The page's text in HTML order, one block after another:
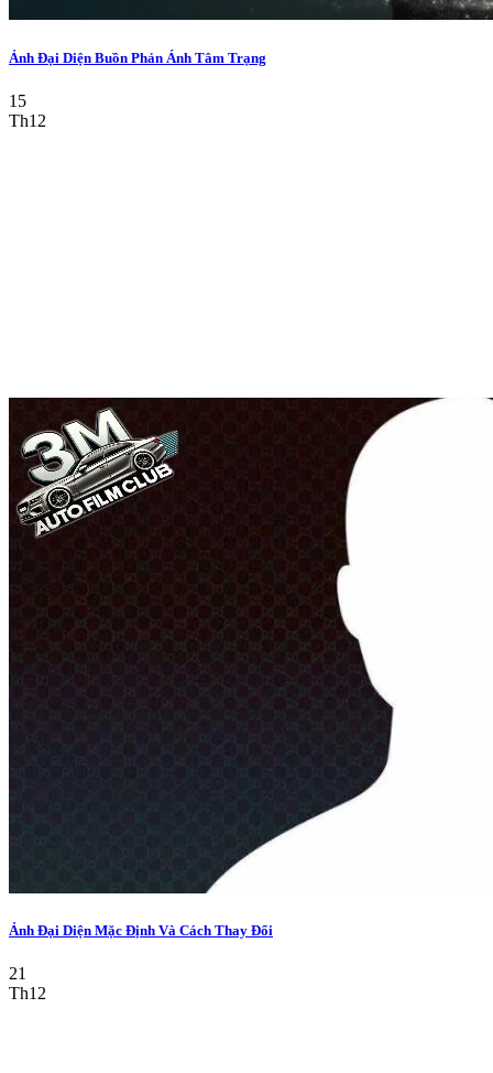
Ảnh Đại Diện Buồn Phản Ánh Tâm Trạng
15
Th12
Ảnh Đại Diện Mặc Định Và Cách Thay Đổi
21
Th12